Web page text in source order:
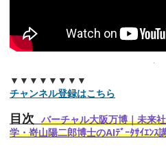
▼▼▼▼▼▼▼▼
チャンネル登録はこちら
目次
バーチャル大阪万博｜未来
学・嵜山陽二郎博士のAIﾃﾞｰﾀｻｲｴﾝｽ